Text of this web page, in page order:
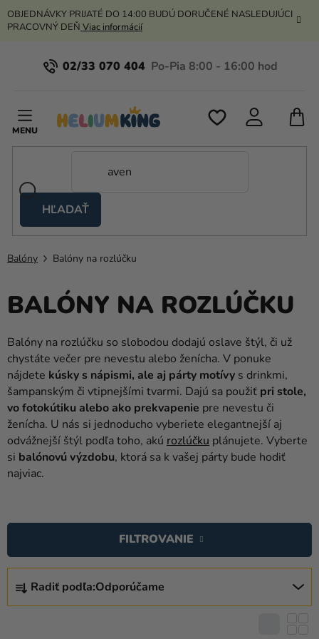
Prejsť
na
OBJEDNÁVKY PRIJATÉ DO 14:00 BUDÚ DORUČENÉ NASLEDUJÚCI
PRACOVNÝ DEŇ Viac informácií
02/33 070 404
HĽADAŤ
stany
Kanekalon
Hélium
a
Svadba
Párty
Výzdoba
a
doplnky
Karnevalové
Pečenie
Novinky
Balóny Balóny na rozlúčku
BALÓNY NA ROZLÚČKU
Balóny na rozlúčku so slobodou dodajú oslave štýl, či už
chystáte večer pre nevestu alebo ženícha. V ponuke
nájdete kúsky s nápismi, ale aj párty motívy s drinkmi,
šampanským či vtipnejšími tvarmi. Dajú sa použiť pri stole,
vo fotokútiku alebo ako prekvapenie pre nevestu či
ženícha. U nás si jednoducho vyberiete elegantnejší aj
odvážnejší štýl podľa toho, akú rozlúčku plánujete. Vyberte
si balónovú výzdobu, ktorá sa k vašej párty bude hodiť
najviac.
A
D
Radiť podľa:Odporúčame
FILTROVANIE
Ý
P
I
S
P